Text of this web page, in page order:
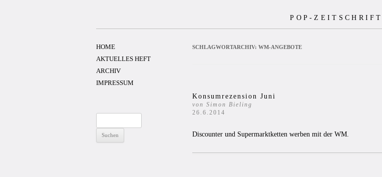
POP-ZEITSCHRIFT
SCHLAGWORTARCHIV: WM-ANGEBOTE
Konsumrezension Juni
von Simon Bieling
26.6.2014
Discounter und Supermarktketten werben mit der WM.
HOME
AKTUELLES HEFT
ARCHIV
IMPRESSUM
nach: